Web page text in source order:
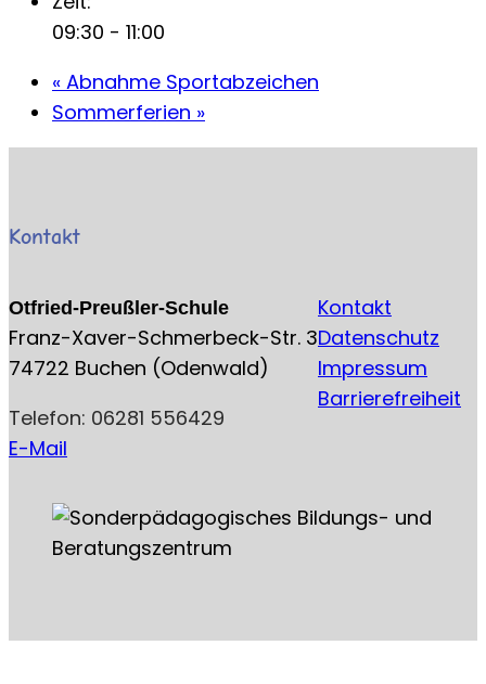
09:30 - 11:00
« Abnahme Sportabzeichen
Sommerferien »
Kontakt
Otfried-Preußler-Schule
Franz-Xaver-Schmerbeck-Str. 3
74722 Buchen (Odenwald)
Telefon: 06281 556429
E-Mail
Kontakt
Datenschutz
Impressum
Barrierefreiheit